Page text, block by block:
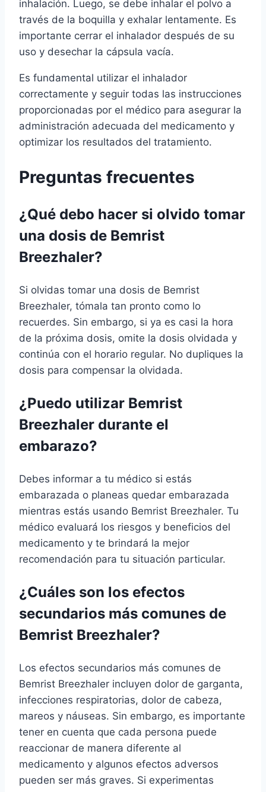
inhalación. Luego, se debe inhalar el polvo a
través de la boquilla y exhalar lentamente. Es
importante cerrar el inhalador después de su
uso y desechar la cápsula vacía.
Es fundamental utilizar el inhalador
correctamente y seguir todas las instrucciones
proporcionadas por el médico para asegurar la
administración adecuada del medicamento y
optimizar los resultados del tratamiento.
Preguntas frecuentes
¿Qué debo hacer si olvido tomar
una dosis de Bemrist
Breezhaler?
Si olvidas tomar una dosis de Bemrist
Breezhaler, tómala tan pronto como lo
recuerdes. Sin embargo, si ya es casi la hora
de la próxima dosis, omite la dosis olvidada y
continúa con el horario regular. No dupliques la
dosis para compensar la olvidada.
¿Puedo utilizar Bemrist
Breezhaler durante el
embarazo?
Debes informar a tu médico si estás
embarazada o planeas quedar embarazada
mientras estás usando Bemrist Breezhaler. Tu
médico evaluará los riesgos y beneficios del
medicamento y te brindará la mejor
recomendación para tu situación particular.
¿Cuáles son los efectos
secundarios más comunes de
Bemrist Breezhaler?
Los efectos secundarios más comunes de
Bemrist Breezhaler incluyen dolor de garganta,
infecciones respiratorias, dolor de cabeza,
mareos y náuseas. Sin embargo, es importante
tener en cuenta que cada persona puede
reaccionar de manera diferente al
medicamento y algunos efectos adversos
pueden ser más graves. Si experimentas